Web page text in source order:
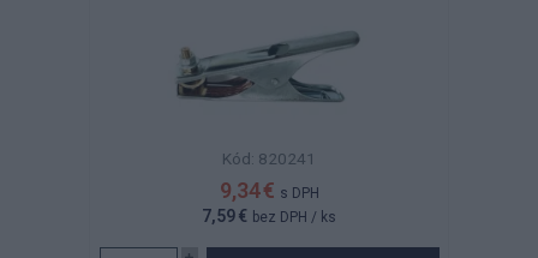
Kód: 820241
9,34 € s DPH
7,59 € bez DPH / ks